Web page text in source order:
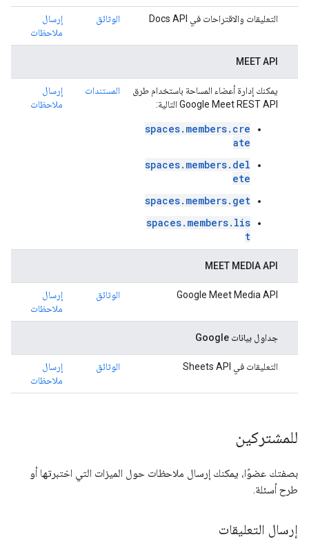
التعليقات والاقتراحات في Docs API الوثائق
إرسال
ملاحظات
MEET API
يمكنك إدارة أعضاء المساحة باستخدام طرق
Google Meet REST API التالية:
spaces.members.cre
ate
spaces.members.del
ete
spaces.members.get
spaces.members.lis
t
المستندات
إرسال
ملاحظات
MEET MEDIA API
Google Meet Media API الوثائق
إرسال
ملاحظات
جداول بيانات Google
التعليقات في Sheets API الوثائق
إرسال
ملاحظات
للمشتركين
بصفتك عضوًا، يمكنك إرسال ملاحظات حول الميزات التي اختبرتها أو
طرح أسئلة.
إرسال التعليقات